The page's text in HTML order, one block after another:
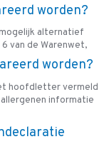
worden?
alternatief
van de Warenwet,
worden?
hoofdletter vermeld
informatie